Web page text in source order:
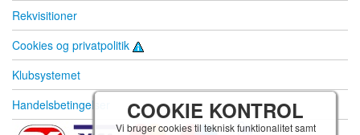
COOKIE KONTROL
Vi bruger cookies til teknisk funktionalitet samt
Rekvisitioner
Cookies og privatpolitik
Klubsystemet
Handelsbetingelser